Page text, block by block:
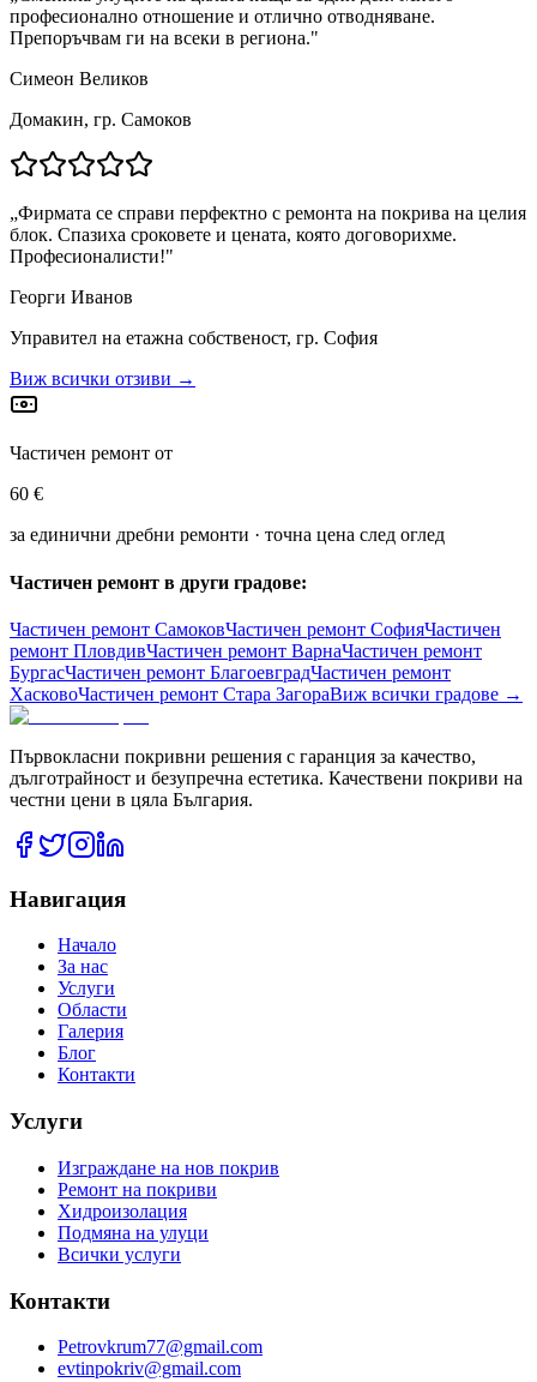
професионално отношение и отлично отводняване.
Препоръчвам ги на всеки в региона."
Симеон Великов
Домакин, гр. Самоков
„Фирмата се справи перфектно с ремонта на покрива на целия
блок. Спазиха сроковете и цената, която договорихме.
Професионалисти!"
Георги Иванов
Управител на етажна собственост, гр. София
Виж всички отзиви →
Частичен ремонт от
60 €
за единични дребни ремонти · точна цена след оглед
Частичен ремонт в други градове:
Частичен ремонт СамоковЧастичен ремонт СофияЧастичен
ремонт ПловдивЧастичен ремонт ВарнаЧастичен ремонт
БургасЧастичен ремонт БлагоевградЧастичен ремонт
ХасковоЧастичен ремонт Стара ЗагораВиж всички градове →
Първокласни покривни решения с гаранция за качество,
дълготрайност и безупречна естетика. Качествени покриви на
честни цени в цяла България.
Навигация
Начало
За нас
Услуги
Области
Галерия
Блог
Контакти
Услуги
Изграждане на нов покрив
Ремонт на покриви
Хидроизолация
Подмяна на улуци
Всички услуги
Контакти
Petrovkrum77@gmail.com
evtinpokriv@gmail.com